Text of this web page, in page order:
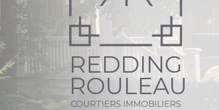
REDDING
ROULEAU
COURTIERS IMMOBILIERS